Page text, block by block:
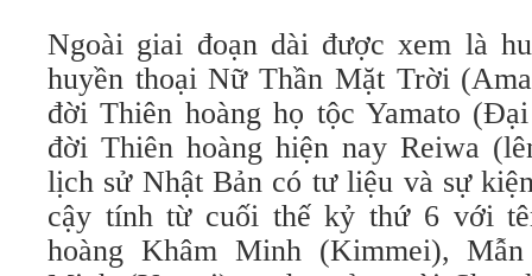
Ngoài giai đoạn dài được xem là
huyền thoại Nữ Thần Mặt Trời
đời Thiên hoàng họ tộc Yamato
đời Thiên hoàng hiện nay Reiwa
lịch sử Nhật Bản có tư liệu và sự
cậy tính từ cuối thế kỷ thứ 6 với
hoàng Khâm Minh (Kimmei),